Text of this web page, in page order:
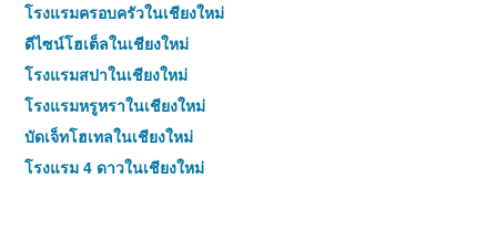
โรงแรมครอบครัวในเชียงใหม่
ดีไซน์โฮเต็ลในเชียงใหม่
โรงแรมสปาในเชียงใหม่
โรงแรมหรูหราในเชียงใหม่
บัดเจ็ทโฮเทลในเชียงใหม่
โรงแรม 4 ดาวในเชียงใหม่